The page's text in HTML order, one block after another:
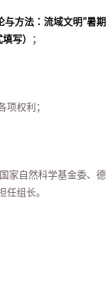
方法：流域文明”暑
写） ；
权利；
家自然科学基金委、
任组长。